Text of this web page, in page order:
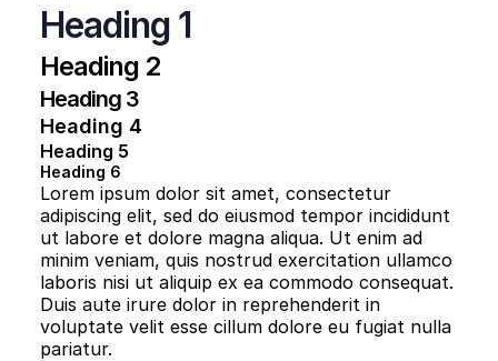
Heading 1
Heading 2
Heading 3
Heading 4
Heading 5
Heading 6
Lorem ipsum dolor sit amet, consectetur
adipiscing elit, sed do eiusmod tempor incididunt
ut labore et dolore magna aliqua. Ut enim ad
minim veniam, quis nostrud exercitation ullamco
laboris nisi ut aliquip ex ea commodo consequat.
Duis aute irure dolor in reprehenderit in
voluptate velit esse cillum dolore eu fugiat nulla
pariatur.